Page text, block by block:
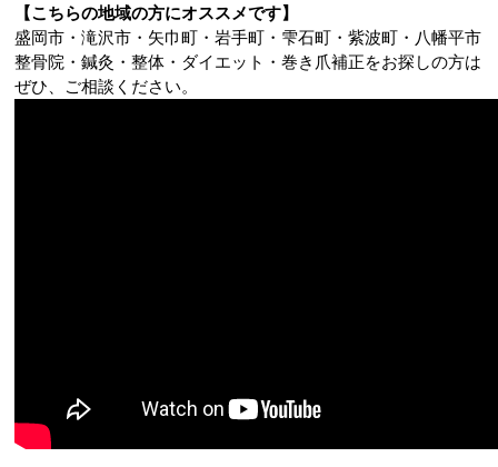
【こちらの地域の方にオススメです】
盛岡市・滝沢市・矢巾町・岩手町・雫石町・紫波町・八幡平市
整骨院・鍼灸・整体・ダイエット・巻き爪補正をお探しの方は
ぜひ、ご相談ください。